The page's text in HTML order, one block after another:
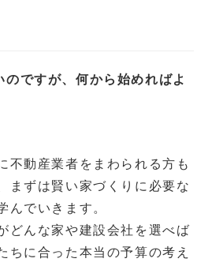
のですが、何から始めればよ
不動産業者をまわられる方も
まずは賢い家づくりに必要な
んでいきます。
どんな家や建設会社を選べば
ちに合った本当の予算の考え